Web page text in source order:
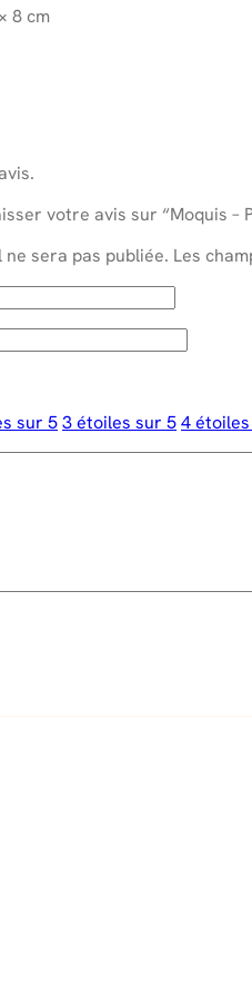
8 cm
votre avis sur “Moquis –
sera pas publiée. Les
sur 53 étoiles sur 54